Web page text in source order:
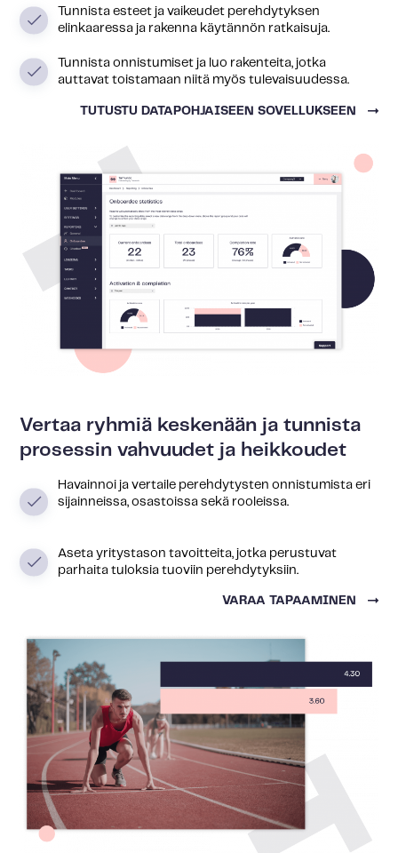
Tunnista esteet ja vaikeudet perehdytyksen
elinkaaressa ja rakenna käytännön ratkaisuja.
Tunnista onnistumiset ja luo rakenteita, jotka
auttavat toistamaan niitä myös tulevaisuudessa.
TUTUSTU DATAPOHJAISEEN SOVELLUKSEEN
Vertaa ryhmiä keskenään ja tunnista
prosessin vahvuudet ja heikkoudet
Havainnoi ja vertaile perehdytysten onnistumista eri
sijainneissa, osastoissa sekä rooleissa.
Aseta yritystason tavoitteita, jotka perustuvat
parhaita tuloksia tuoviin perehdytyksiin.
VARAA TAPAAMINEN